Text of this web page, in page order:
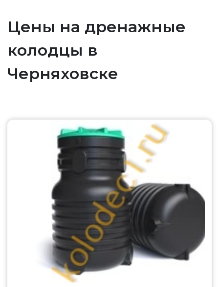
Цены на дренажные
колодцы в
Черняховске